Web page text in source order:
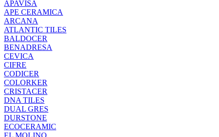
APAVISA
APE CERAMICA
ARCANA
ATLANTIC TILES
BALDOCER
BENADRESA
CEVICA
CIFRE
CODICER
COLORKER
CRISTACER
DNA TILES
DUAL GRES
DURSTONE
ECOCERAMIC
EL MOLINO